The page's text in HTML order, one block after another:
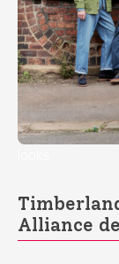
Alliance